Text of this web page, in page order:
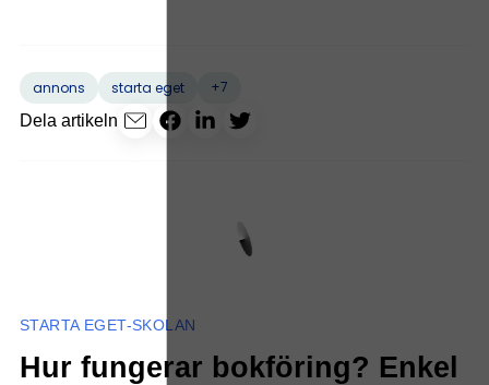
annons starta eget
+7
Dela artikeln
STARTA EGET-SKOLAN
Hur fungerar bokföring? Enkel